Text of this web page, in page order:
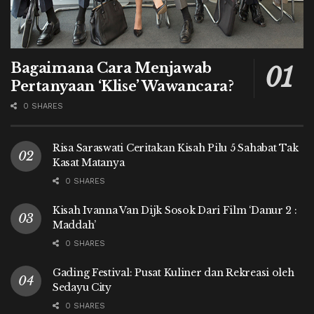
Bagaimana Cara Menjawab
Pertanyaan ‘Klise’ Wawancara?
0 SHARES
Risa Saraswati Ceritakan Kisah Pilu 5 Sahabat Tak
Kasat Matanya
0 SHARES
Kisah Ivanna Van Dijk Sosok Dari Film ‘Danur 2 :
Maddah’
0 SHARES
Gading Festival: Pusat Kuliner dan Rekreasi oleh
Sedayu City
0 SHARES